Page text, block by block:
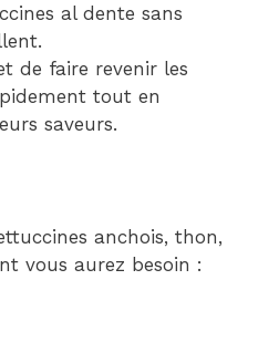
al dente sans
de faire revenir les
tout en
saveurs.
anchois, thon,
vous aurez besoin :